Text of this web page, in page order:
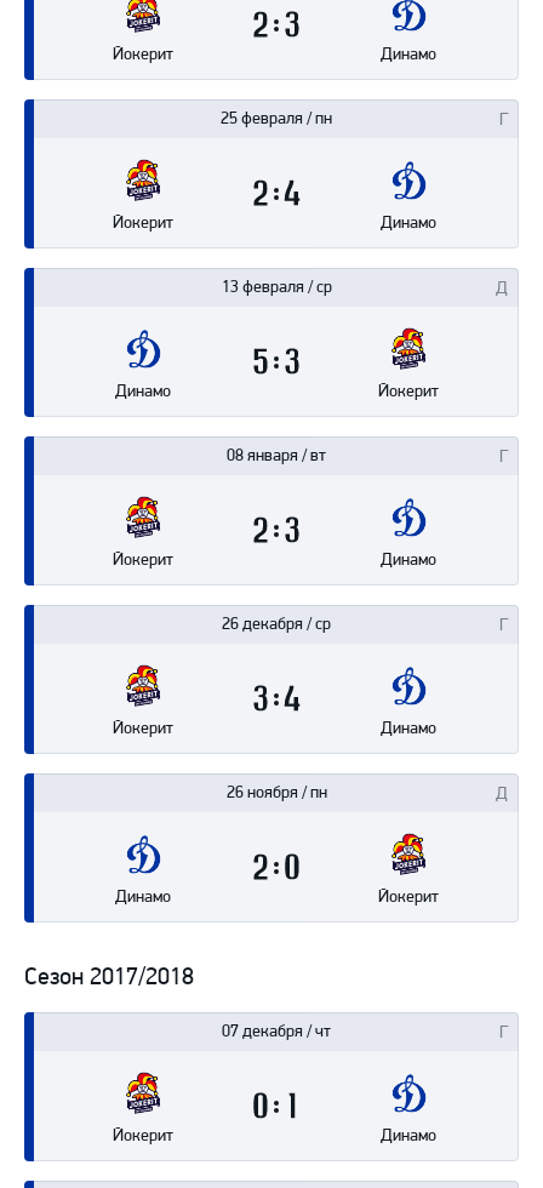
Йокерит
2
Динамо
3
25 февраля / пн
Йокерит
2
Динамо
4
13 февраля / ср
Динамо
5
Йокерит
3
08 января / вт
Йокерит
2
Динамо
3
26 декабря / ср
Йокерит
3
Динамо
4
26 ноября / пн
Динамо
2
Йокерит
0
Сезон 2017/2018
07 декабря / чт
Йокерит
0
Динамо